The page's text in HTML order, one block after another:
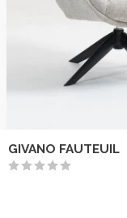
GIVANO FAUTEUIL